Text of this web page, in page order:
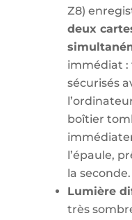
Z8)
deux
immédiat :
sécurisés
boîtier
l’épaule,
la seconde.
Lumière
très